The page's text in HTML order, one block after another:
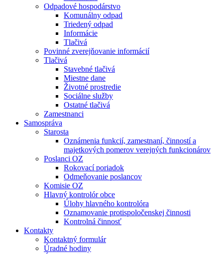
Odpadové hospodárstvo
Komunálny odpad
Triedený odpad
Informácie
Tlačivá
Povinné zverejňovanie informácií
Tlačivá
Stavebné tlačivá
Miestne dane
Životné prostredie
Sociálne služby
Ostatné tlačivá
Zamestnanci
Samospráva
Starosta
Oznámenia funkcií, zamestnaní, činností a
majetkových pomerov verejných funkcionárov
Poslanci OZ
Rokovací poriadok
Odmeňovanie poslancov
Komisie OZ
Hlavný kontrolór obce
Úlohy hlavného kontrolóra
Oznamovanie protispoločenskej činnosti
Kontrolná činnosť
Kontakty
Kontaktný formulár
Úradné hodiny